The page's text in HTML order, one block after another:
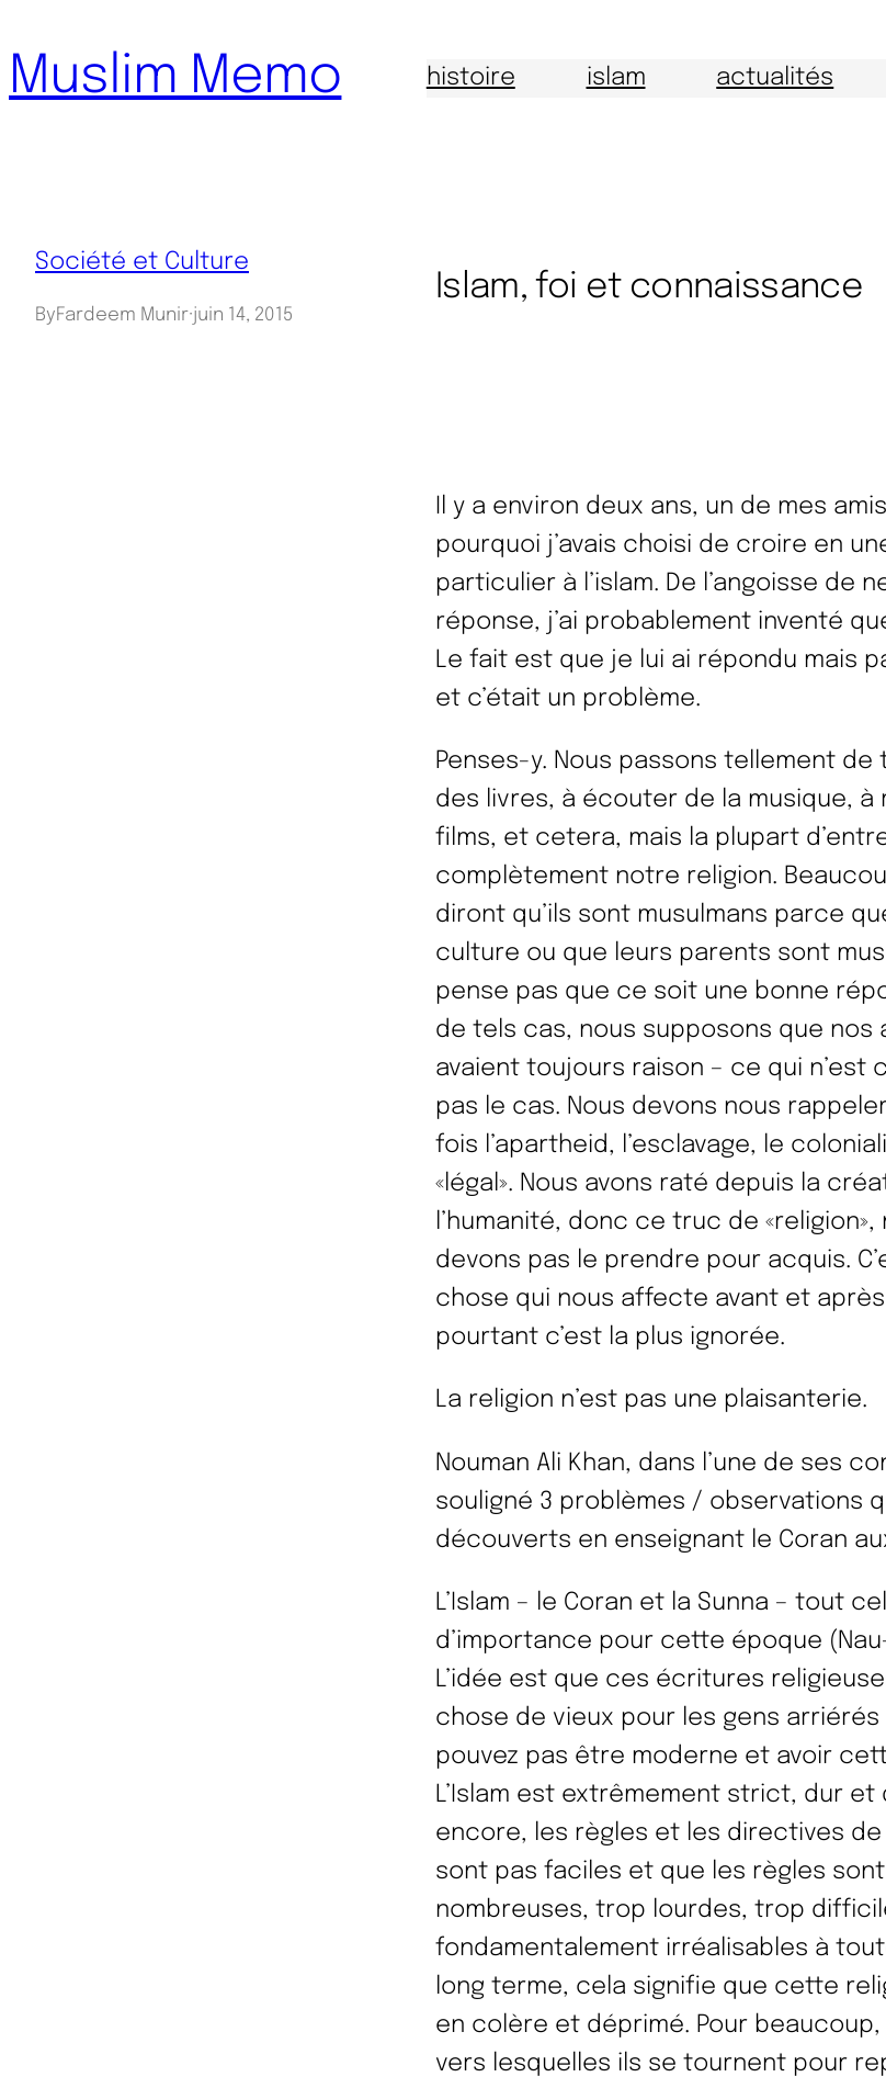
au
contenu
Muslim Memo histoire islam actualités
Société et Culture
ByFardeem Munir·juin 14, 2015
Islam, foi et connaissance
Il y a environ deux ans, un de mes
pourquoi j’avais choisi de croire en
particulier à l’islam. De l’angoisse de
réponse, j’ai probablement inventé
Le fait est que je lui ai répondu mais
et c’était un problème.
Penses-y. Nous passons tellement de
des livres, à écouter de la musique, à
films, et cetera, mais la plupart
complètement notre religion.
diront qu’ils sont musulmans parce
culture ou que leurs parents sont
pense pas que ce soit une bonne
de tels cas, nous supposons que nos
avaient toujours raison – ce qui n’est
pas le cas. Nous devons nous
fois l’apartheid, l’esclavage, le
«légal». Nous avons raté depuis la
l’humanité, donc ce truc de «religion»,
devons pas le prendre pour acquis.
chose qui nous affecte avant et
pourtant c’est la plus ignorée.
La religion n’est pas une plaisanterie.
Nouman Ali Khan, dans l’une de ses
souligné 3 problèmes / observations
découverts en enseignant le Coran
L’Islam – le Coran et la Sunna – tout
d’importance pour cette époque
L’idée est que ces écritures
chose de vieux pour les gens arriérés
pouvez pas être moderne et avoir
L’Islam est extrêmement strict, dur et
encore, les règles et les directives
sont pas faciles et que les règles
nombreuses, trop lourdes, trop
fondamentalement irréalisables à
long terme, cela signifie que cette
en colère et déprimé. Pour
vers lesquelles ils se tournent pour